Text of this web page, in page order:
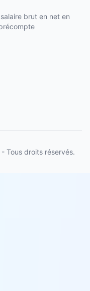
brut en net en
Tous droits réservés.